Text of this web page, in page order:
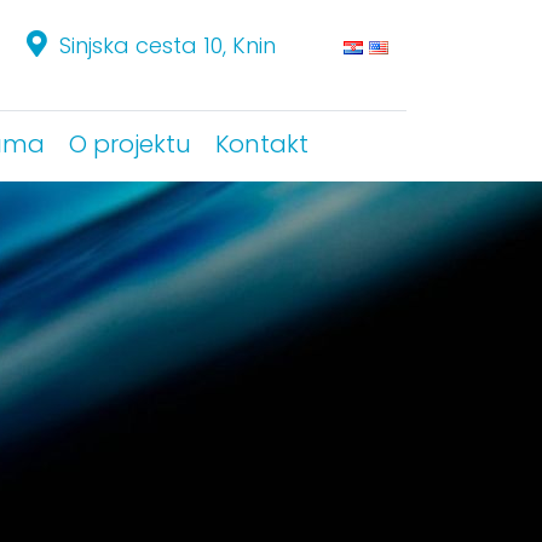
Sinjska cesta 10, Knin
O projektu
Kontakt
Sinjska cesta 10, Knin
O projektu
Kontakt